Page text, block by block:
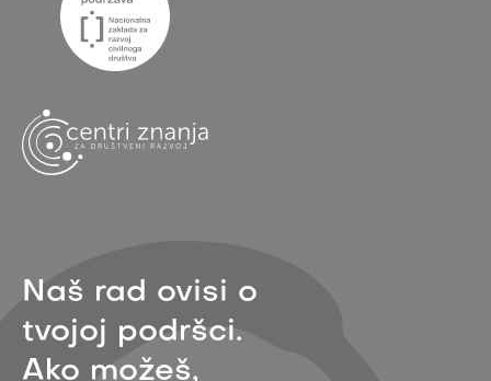
Naš rad ovisi o
tvojoj podršci.
Ako možeš,